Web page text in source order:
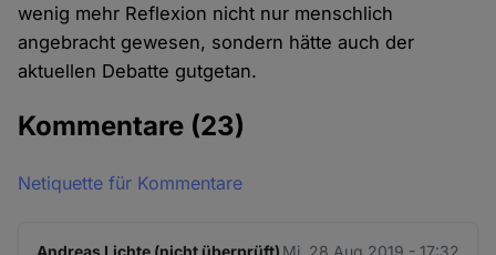
wenig mehr Reflexion nicht nur menschlich
angebracht gewesen, sondern hätte auch der
aktuellen Debatte gutgetan.
Kommentare (23)
Netiquette für Kommentare
Andreas Lichte (nicht überprüft) Mi. 28 Aug 2019 - 17:32